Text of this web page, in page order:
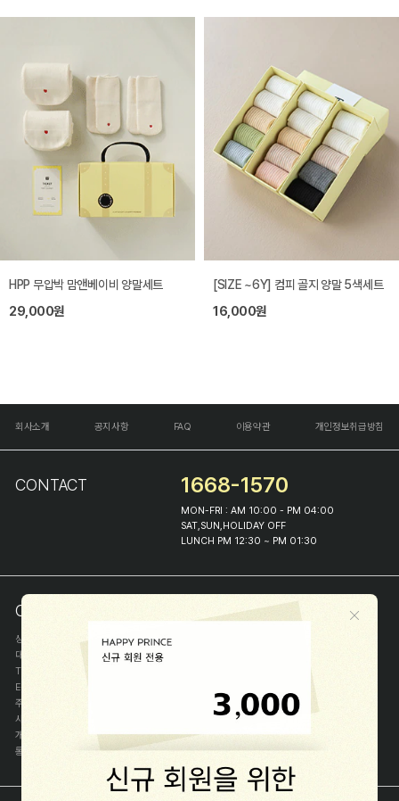
HPP 무압박 맘앤베이비 양말세트
29,000원
[SIZE ~6Y] 컴피 골지 양말 5색세트
16,000원
회사소개 공지사항 FAQ 이용약관 개인정보취급방침
CONTACT 1668-1570
MON-FRI : AM 10:00 - PM 04:00
SAT,SUN,HOLIDAY OFF
LUNCH PM 12:30 ~ PM 01:30
COMPANY INFO
상호
(주)해피프린스
대표
이화진
TEL
E-MAIL
주소
사업자등록번호
개인정보관리자
이화진
통신판매신고번호
제 2018-서울종로-1384 호[사업자정보확인]